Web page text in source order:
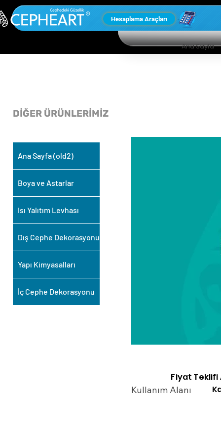
Hesaplama Araçları
Ana Sayfa
Kullanım Alanı
Fiyat Teklifi
Ana Sayfa (old2)
Boya ve Astarlar
Isı Yalıtım Levhası
Dış Cephe Dekorasyonu
Yapı Kimyasalları
İç Cephe Dekorasyonu
DİĞER ÜRÜNLERİMİZ